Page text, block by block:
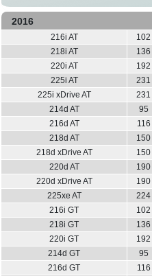
2016
216i AT 102
218i AT
136
220i AT
192
225i AT
231
225i xDrive AT
231
214d AT
95
216d AT
116
218d AT
150
218d xDrive AT
150
220d AT
190
220d xDrive AT
190
225xe AT
224
216i GT
102
218i GT
136
220i GT
192
214d GT
95
216d GT
116